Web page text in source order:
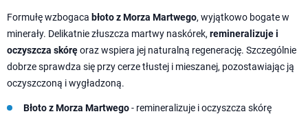
Formułę wzbogaca błoto z Morza Martwego, wyjątkowo bogate w
minerały. Delikatnie złuszcza martwy naskórek, remineralizuje i
oczyszcza skóręoraz wspiera jej naturalną regenerację. Szczególnie
dobrze sprawdza się przy cerze tłustej i mieszanej, pozostawiając ją
oczyszczoną i wygładzoną.
Błoto z Morza Martwego- remineralizuje i oczyszcza skórę